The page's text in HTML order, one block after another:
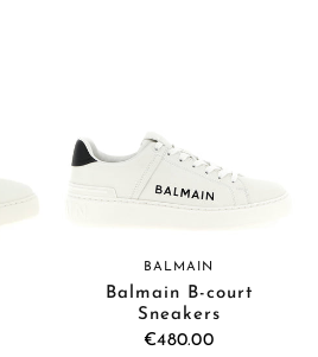
BALMAIN
Balmain B-court
Sneakers
€480.00